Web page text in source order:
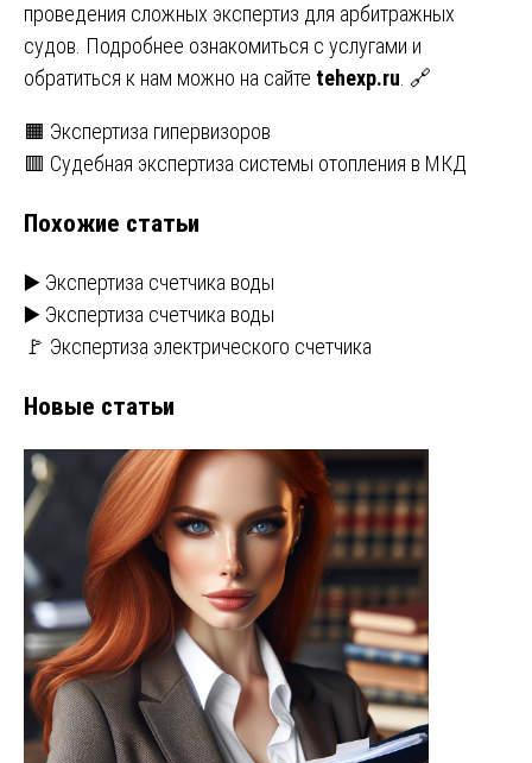
проведения сложных экспертиз для арбитражных
судов. Подробнее ознакомиться с услугами и
обратиться к нам можно на сайте tehexp.ru . 🔗
Навигация
записям
🟧 Экспертиза гипервизоров
🟥 Судебная экспертиза системы отопления в МКД
Похожие статьи
▶️ Экспертиза счетчика воды
▶️ Экспертиза счетчика воды
🚩 Экспертиза электрического счетчика
Новые статьи